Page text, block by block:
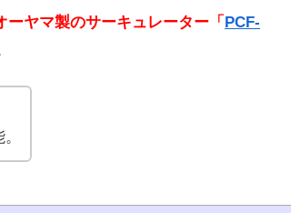
ーヤマ製のサーキュレーター「 PCF-